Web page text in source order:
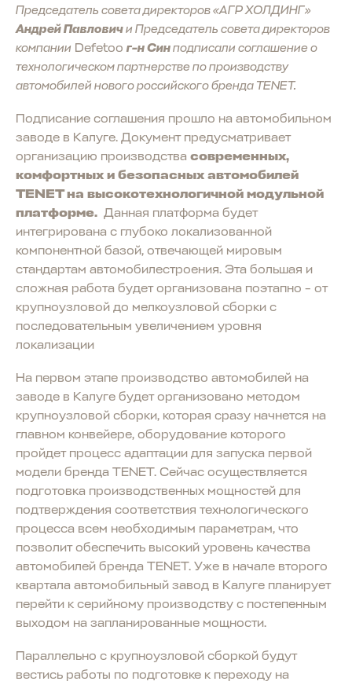
Председатель совета директоров «АГР ХОЛДИНГ»
Андрей Павловичи Председатель совета директоров
компании Defetoo г-н Синподписали соглашение о
технологическом партнерстве по производству
автомобилей нового российского бренда TENET.
Подписание соглашения прошло на автомобильном
заводе в Калуге. Документ предусматривает
организацию производства современных,
комфортных и безопасных автомобилей
TENET на высокотехнологичной модульной
платформе. Данная платформа будет
интегрирована с глубоко локализованной
компонентной базой, отвечающей мировым
стандартам автомобилестроения. Эта большая и
сложная работа будет организована поэтапно – от
крупноузловой до мелкоузловой сборки с
последовательным увеличением уровня
локализации
На первом этапе производство автомобилей на
заводе в Калуге будет организовано методом
крупноузловой сборки, которая сразу начнется на
главном конвейере, оборудование которого
пройдет процесс адаптации для запуска первой
модели бренда TENET. Сейчас осуществляется
подготовка производственных мощностей для
подтверждения соответствия технологического
процесса всем необходимым параметрам, что
позволит обеспечить высокий уровень качества
автомобилей бренда TENET. Уже в начале второго
квартала автомобильный завод в Калуге планирует
перейти к серийному производству с постепенным
выходом на запланированные мощности.
Параллельно с крупноузловой сборкой будут
вестись работы по подготовке к переходу на